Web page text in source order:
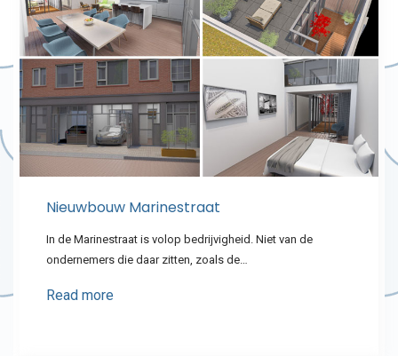
Nieuwbouw Marinestraat
In de Marinestraat is volop bedrijvigheid. Niet van de
ondernemers die daar zitten, zoals de…
Read more